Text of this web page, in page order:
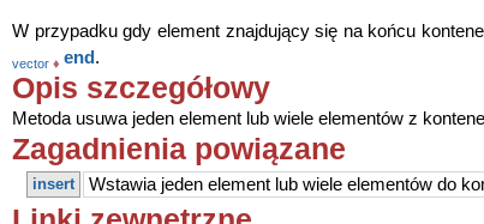
W przypadku gdy element znajdujący się na końcu
vector ♦ end .
Opis szczegółowy
Metoda usuwa jeden element lub wiele elementów z
Zagadnienia powiązane
insert Wstawia jeden element lub wiele elementów do